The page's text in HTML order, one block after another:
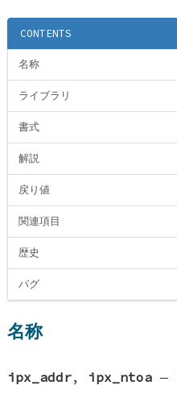
CONTENTS
名称
ライブラリ
書式
解説
戻り値
関連項目
歴史
バグ
名称
ipx_addr, ipx_ntoa —